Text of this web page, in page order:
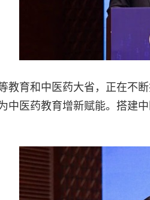
教育和中医药大省，正在不
中医药教育增新赋能。搭建